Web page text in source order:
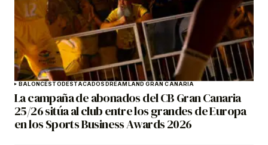
BALONCESTODESTACADOSDREAMLAND GRAN CANARIA
La campaña de abonados del CB Gran Canaria
25/26 sitúa al club entre los grandes de Europa
en los Sports Business Awards 2026